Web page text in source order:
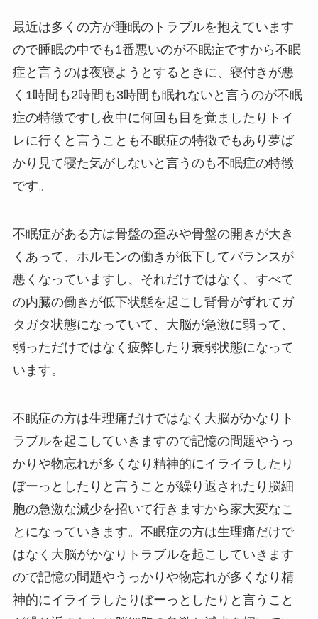
最近は多くの方が睡眠のトラブルを抱えています
ので睡眠の中でも1番悪いのが不眠症ですから不眠
症と言うのは夜寝ようとするときに、寝付きが悪
く1時間も2時間も3時間も眠れないと言うのが不眠
症の特徴ですし夜中に何回も目を覚ましたりトイ
レに行くと言うことも不眠症の特徴でもあり夢ば
かり見て寝た気がしないと言うのも不眠症の特徴
です。
不眠症がある方は骨盤の歪みや骨盤の開きが大き
くあって、ホルモンの働きが低下してバランスが
悪くなっていますし、それだけではなく、すべて
の内臓の働きが低下状態を起こし背骨がずれてガ
タガタ状態になっていて、大脳が急激に弱って、
弱っただけではなく疲弊したり衰弱状態になって
います。
不眠症の方は生理痛だけではなく大脳がかなりト
ラブルを起こしていきますので記憶の問題やうっ
かりや物忘れが多くなり精神的にイライラしたり
ぼーっとしたりと言うことが繰り返されたり脳細
胞の急激な減少を招いて行きますから家大変なこ
とになっていきます。不眠症の方は生理痛だけで
はなく大脳がかなりトラブルを起こしていきます
ので記憶の問題やうっかりや物忘れが多くなり精
神的にイライラしたりぼーっとしたりと言うこと